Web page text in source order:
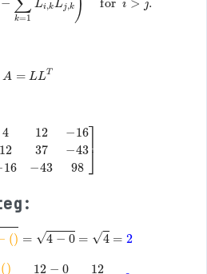
12 −43 16−43
,1 −( ) =4 0= 4= 2